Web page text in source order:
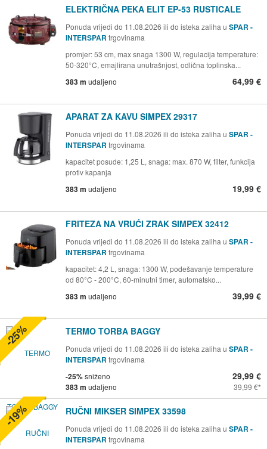
ELEKTRIČNA PEKA ELIT EP-53 RUSTICALE
Ponuda vrijedi do 11.08.2026 ili do isteka zaliha u SPAR -
INTERSPAR trgovinama
promjer: 53 cm, max snaga 1300 W, regulacija temperature:
50-320°C, emajlirana unutrašnjost, odlična toplinska...
383 m udaljeno 64,99 €
APARAT ZA KAVU SIMPEX 29317
Ponuda vrijedi do 11.08.2026 ili do isteka zaliha u SPAR -
INTERSPAR trgovinama
kapacitet posude: 1,25 L, snaga: max. 870 W, filter, funkcija
protiv kapanja
383 m udaljeno 19,99 €
FRITEZA NA VRUĆI ZRAK SIMPEX 32412
Ponuda vrijedi do 11.08.2026 ili do isteka zaliha u SPAR -
INTERSPAR trgovinama
kapacitet: 4,2 L, snaga: 1300 W, podešavanje temperature
od 80°C - 200°C, 60-minutni timer, automatsko...
383 m udaljeno 39,99 €
TERMO TORBA BAGGY
Ponuda vrijedi do 11.08.2026 ili do isteka zaliha u SPAR -
INTERSPAR trgovinama
-25%sniženo
383 m udaljeno
29,99 €
39,99 €
-25%
RUČNI MIKSER SIMPEX 33598
Ponuda vrijedi do 11.08.2026 ili do isteka zaliha u SPAR -
INTERSPAR trgovinama
-19%